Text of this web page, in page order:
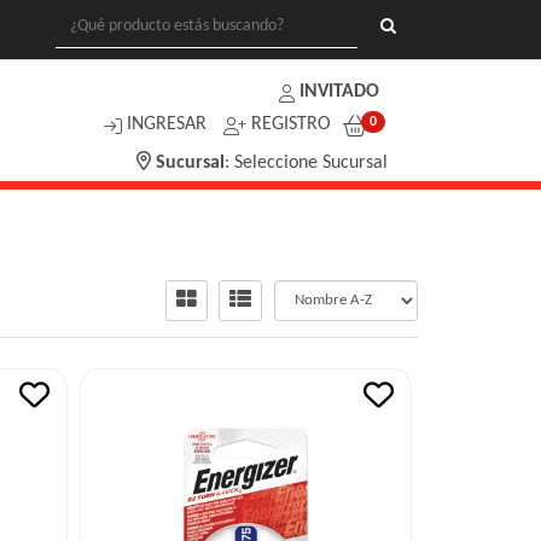
INVITADO
INGRESAR
REGISTRO
Sucursal :Seleccione Sucursal
0